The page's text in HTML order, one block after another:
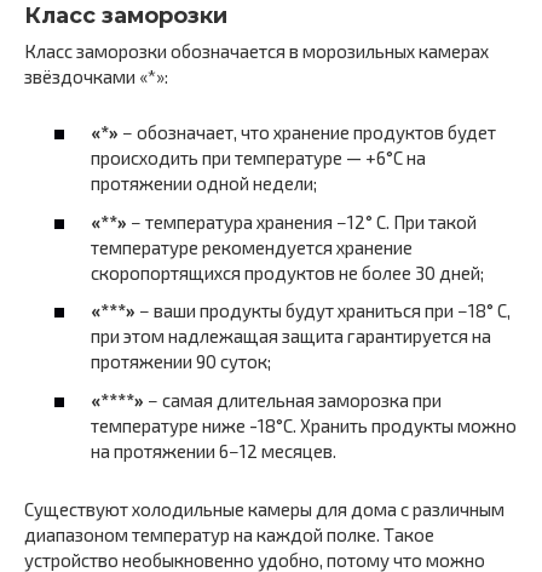
Класс заморозки
Класс заморозки обозначается в морозильных камерах
звёздочками «*»:
«*» − обозначает, что хранение продуктов будет
происходить при температуре — +6°С на
протяжении одной недели;
«**» − температура хранения −12° С. При такой
температуре рекомендуется хранение
скоропортящихся продуктов не более 30 дней;
«***» − ваши продукты будут храниться при −18° С,
при этом надлежащая защита гарантируется на
протяжении 90 суток;
«****» − самая длительная заморозка при
температуре ниже -18°C. Хранить продукты можно
на протяжении 6−12 месяцев.
Существуют холодильные камеры для дома с различным
диапазоном температур на каждой полке. Такое
устройство необыкновенно удобно, потому что можно